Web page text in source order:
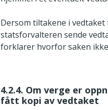
Dersom tiltakene i
statsforvalteren sende
forklarer hvorfor saken
4.2.4. Om verge er
fått kopi av vedtaket